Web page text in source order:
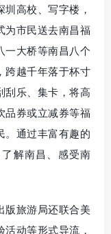
高校、写字楼，
为市民送去南昌福
一大桥等南昌八个
跨越千年落于杯寸
刮乐、集卡，将高
品券或立减券等福
。通过丰富有趣的
解南昌、感受南
旅游局还联合美
动等形式导流，